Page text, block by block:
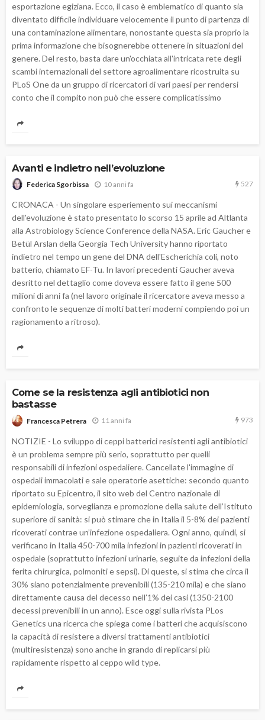
esportazione egiziana. Ecco, il caso è emblematico di quanto sia
diventato difficile individuare velocemente il punto di partenza di
una contaminazione alimentare, nonostante questa sia proprio la
prima informazione che bisognerebbe ottenere in situazioni del
genere. Del resto, basta dare un'occhiata all'intricata rete degli
scambi internazionali del settore agroalimentare ricostruita su
PLoS One da un gruppo di ricercatori di vari paesi per rendersi
conto che il compito non può che essere complicatissimo
Avanti e indietro nell’evoluzione
Federica Sgorbissa 10 anni fa 527
CRONACA - Un singolare esperiemento sui meccanismi
dell'evoluzione è stato presentato lo scorso 15 aprile ad Altlanta
alla Astrobiology Science Conference della NASA. Eric Gaucher e
Betül Arslan della Georgia Tech University hanno riportato
indietro nel tempo un gene del DNA dell'Escherichia coli, noto
batterio, chiamato EF-Tu. In lavori precedenti Gaucher aveva
desritto nel dettaglio come doveva essere fatto il gene 500
milioni di anni fa (nel lavoro originale il ricercatore aveva messo a
confronto le sequenze di molti batteri moderni compiendo poi un
ragionamento a ritroso).
Come se la resistenza agli antibiotici non
bastasse
Francesca Petrera 11 anni fa 973
NOTIZIE - Lo sviluppo di ceppi batterici resistenti agli antibiotici
è un problema sempre più serio, soprattutto per quelli
responsabili di infezioni ospedaliere. Cancellate l'immagine di
ospedali immacolati e sale operatorie asettiche: secondo quanto
riportato su Epicentro, il sito web del Centro nazionale di
epidemiologia, sorveglianza e promozione della salute dell’Istituto
superiore di sanità: si può stimare che in Italia il 5-8% dei pazienti
ricoverati contrae un’infezione ospedaliera. Ogni anno, quindi, si
verificano in Italia 450-700 mila infezioni in pazienti ricoverati in
ospedale (soprattutto infezioni urinarie, seguite da infezioni della
ferita chirurgica, polmoniti e sepsi). Di queste, si stima che circa il
30% siano potenzialmente prevenibili (135-210 mila) e che siano
direttamente causa del decesso nell’1% dei casi (1350-2100
decessi prevenibili in un anno). Esce oggi sulla rivista PLos
Genetics una ricerca che spiega come i batteri che acquisiscono
la capacità di resistere a diversi trattamenti antibiotici
(multiresistenza) sono anche in grando di replicarsi più
rapidamente rispetto al ceppo wild type.